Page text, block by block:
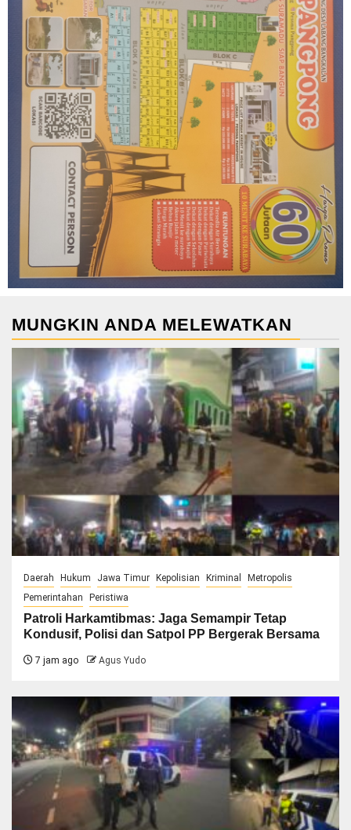
MUNGKIN ANDA MELEWATKAN
Daerah Hukum Jawa Timur Kepolisian Kriminal
Metropolis
Pemerintahan
Peristiwa
Patroli Harkamtibmas: Jaga Semampir Tetap
Kondusif, Polisi dan Satpol PP Bergerak Bersama
7 jam ago Agus Yudo